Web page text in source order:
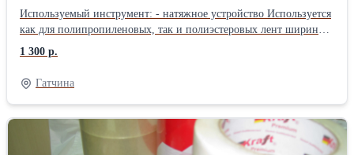
Используемый инструмент: - натяжное устройство Используется
как для полипропиленовых, так и полиэстеровых лент шириной
9мм -19мм. В нгаличии и всё необходимое оборудование и
расходные материалы. Доставка.
1 300 р.
Гатчина